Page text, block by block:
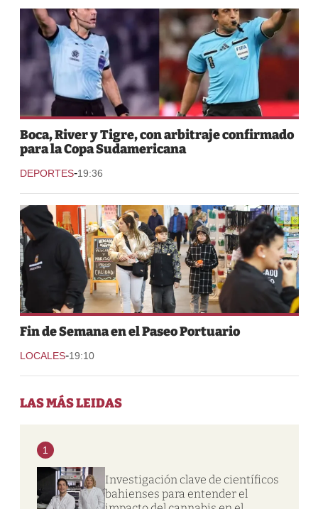
Boca, River y Tigre, con arbitraje confirmado
para la Copa Sudamericana
DEPORTES-19:36
Fin de Semana en el Paseo Portuario
LOCALES-19:10
LAS MÁS LEIDAS
1
Investigación clave de científicos
bahienses para entender el